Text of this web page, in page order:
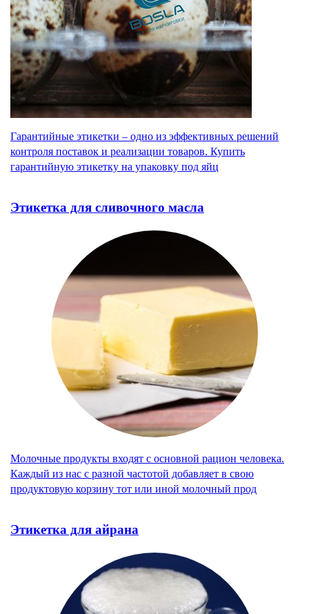
Гарантийные этикетки – одно из эффективных решений
контроля поставок и реализации товаров. Купить
гарантийную этикетку на упаковку под яйц
Этикетка для сливочного масла
Молочные продукты входят с основной рацион человека.
Каждый из нас с разной частотой добавляет в свою
продуктовую корзину тот или иной молочный прод
Этикетка для айрана